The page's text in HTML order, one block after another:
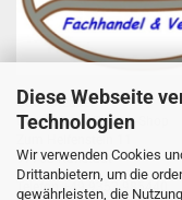
Diese Webseite
Technologien
Wir verwenden Cookies
Drittanbietern, um die
gewährleisten, die
Udo Totzauer
Udo`s Sport-Fischer-Shop
97753 Karlstadt
Telefon +49 9353 985440